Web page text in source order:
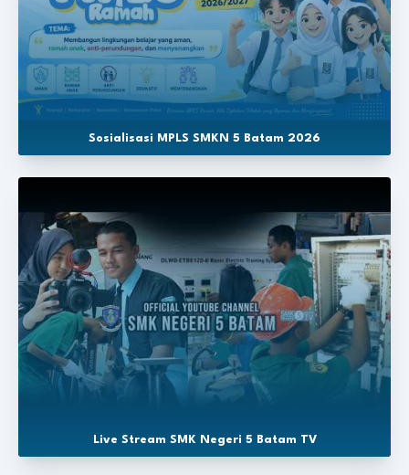
Sosialisasi MPLS SMKN 5 Batam 2026
Live Stream SMK Negeri 5 Batam TV